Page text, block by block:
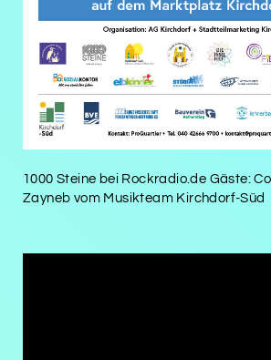
1000 Steine bei Rockradio.de Gäste:
Zayneb vom Musikteam Kirchdorf-Süd